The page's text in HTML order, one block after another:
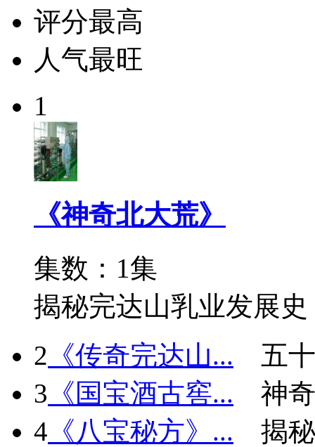
评分最高
人气最旺
1
《神奇北大荒》
集数：1集
揭秘完达山乳业发展史
2 《传奇完达山...
五
3 《国宝酒古窖...
神
4 《八宝秘方》...
揭